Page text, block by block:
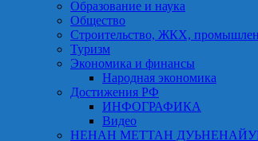
Образование и наука
Общество
Строительство, ЖКХ,
Туризм
Экономика и финансы
Народная экономика
Достижения РФ
ИНФОГРАФИКА
Видео
НЕНАН МЕТТАН